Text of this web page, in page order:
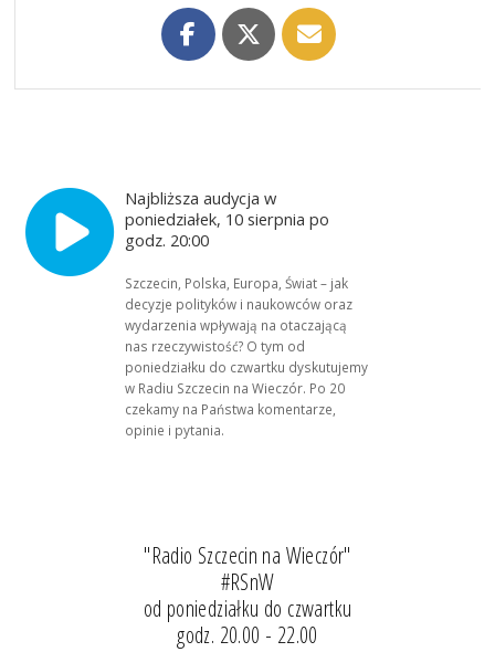
Najbliższa audycja w
poniedziałek, 10 sierpnia po
godz. 20:00
Szczecin, Polska, Europa, Świat – jak
decyzje polityków i naukowców oraz
wydarzenia wpływają na otaczającą
nas rzeczywistość? O tym od
poniedziałku do czwartku dyskutujemy
w Radiu Szczecin na Wieczór. Po 20
czekamy na Państwa komentarze,
opinie i pytania.
"Radio Szczecin na Wieczór"
#RSnW
od poniedziałku do czwartku
godz. 20.00 - 22.00